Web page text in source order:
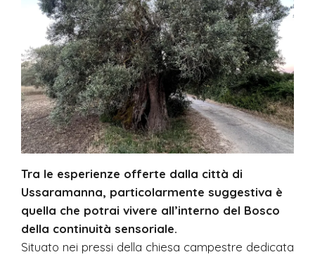
Tra le esperienze offerte dalla città di
Ussaramanna, particolarmente suggestiva è
quella che potrai vivere all’interno del Bosco
della continuità sensoriale.
Situato nei pressi della chiesa campestre dedicata